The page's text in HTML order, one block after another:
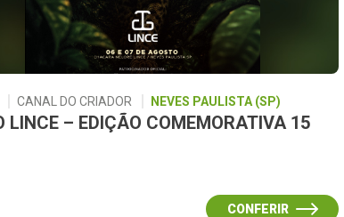
CANAL DO CRIADOR NEVES PAULISTA (SP)
LINCE – EDIÇÃO COMEMORATIVA 15
CONFERIR